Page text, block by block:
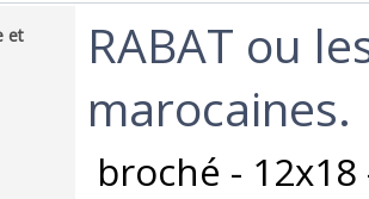
et
‎RABAT ou
marocaines. ‎
broché -